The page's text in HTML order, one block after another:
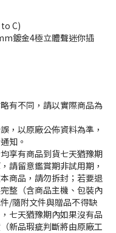
C)
鍍金4極立體聲迷你插
有不同，請以實際商品為
，以原廠公佈資料為準，
知。
享有商品到貨七天猶豫期
請留意鑑賞期非試用期，
商品，請勿拆封；若要退
整（含商品主機、包裝內
/隨附文件與贈品不得缺
七天猶豫期內如果沒有品
新品瑕疵判斷將由原廠工